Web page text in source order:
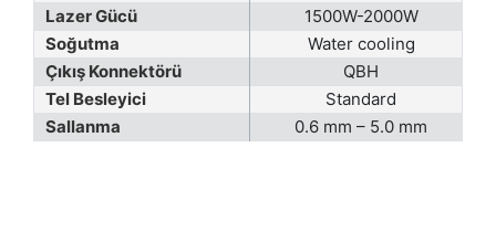
Lazer Gücü
1500W-2000W
Soğutma
Water cooling
Çıkış Konnektörü
QBH
Tel Besleyici
Standard
Sallanma
0.6 mm – 5.0 mm